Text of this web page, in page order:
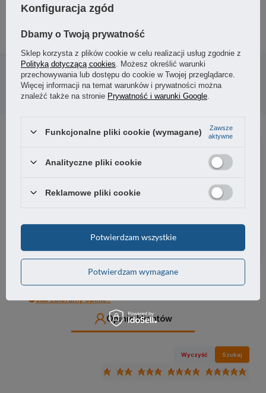
/
Potrzebujesz pomocy? Masz pytania?
Zadaj pytanie a my odpowiemy niezwłocznie,
najciekawsze pytania i odpowiedzi publikując
dla innych.
Zadaj pytanie
2 opinii klientów
1
Jak zbieramy opinie?
Opinie klientów
Wyczyść Szukaj
Konfiguracja zgód
Dbamy o Twoją prywatność
Sklep korzysta z plików cookie w celu realizacji usług zgodnie z
Polityką dotyczącą cookies . Możesz określić warunki
przechowywania lub dostępu do cookie w Twojej przeglądarce.
Więcej informacji na temat warunków i prywatności można
znaleźć także na stronie Prywatność i warunki Google
Funkcjonalne pliki cookie (wymagane)
Zawsze
aktywne
Analityczne pliki cookie
Reklamowe pliki cookie
Potwierdzam wymagane
Potwierdzam wszystkie